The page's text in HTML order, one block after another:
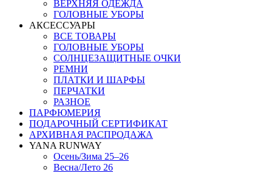
ВЕРХНЯЯ ОДЕЖДА
ГОЛОВНЫЕ УБОРЫ
АКСЕССУАРЫ
ВСЕ ТОВАРЫ
ГОЛОВНЫЕ УБОРЫ
СОЛНЦЕЗАЩИТНЫЕ ОЧКИ
РЕМНИ
ПЛАТКИ И ШАРФЫ
ПЕРЧАТКИ
РАЗНОЕ
ПАРФЮМЕРИЯ
ПОДАРОЧНЫЙ СЕРТИФИКАТ
АРХИВНАЯ РАСПРОДАЖА
YANA RUNWAY
Осень/Зима 25–26
Весна/Лето 26